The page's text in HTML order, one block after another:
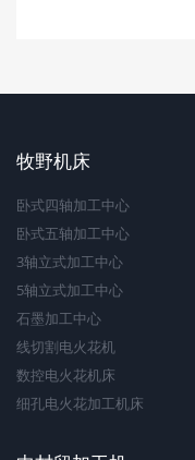
牧野机床
卧式四轴加工中心
卧式五轴加工中心
3轴立式加工中心
5轴立式加工中心
石墨加工中心
线切割电火花机
数控电火花机床
细孔电火花加工机床